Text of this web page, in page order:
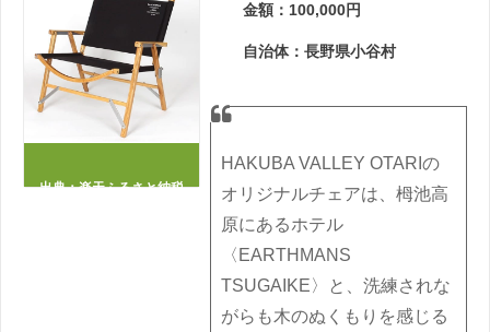
出典：楽天ふるさと納税
金額：100,000円
自治体：長野県小谷村
HAKUBA VALLEY OTARIの
オリジナルチェアは、栂池高
原にあるホテル
〈EARTHMANS
TSUGAIKE〉と、洗練されな
がらも木のぬくもりを感じる